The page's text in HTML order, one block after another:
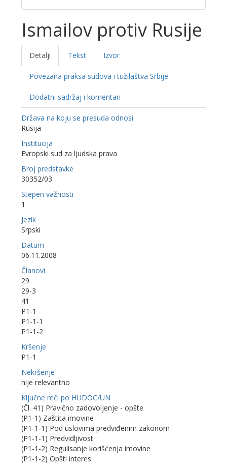
Ismailov protiv Rusije
Detalji Tekst Izvor
Povezana praksa sudova i tužilaštva Srbije
Dodatni sadržaj i komentari
Država na koju se presuda odnosi
Rusija
Institucija
Evropski sud za ljudska prava
Broj predstavke
30352/03
Stepen važnosti
1
Jezik
Srpski
Datum
06.11.2008
Članovi
29
29-3
41
P1-1
P1-1-1
P1-1-2
Kršenje
P1-1
Nekršenje
nije relevantno
Ključne reči po HUDOC/UN
(Čl. 41) Pravično zadovoljenje - opšte
(P1-1) Zaštita imovine
(P1-1-1) Pod uslovima predviđenim zakonom
(P1-1-1) Predvidljivost
(P1-1-2) Regulisanje korišćenja imovine
(P1-1-2) Opšti interes